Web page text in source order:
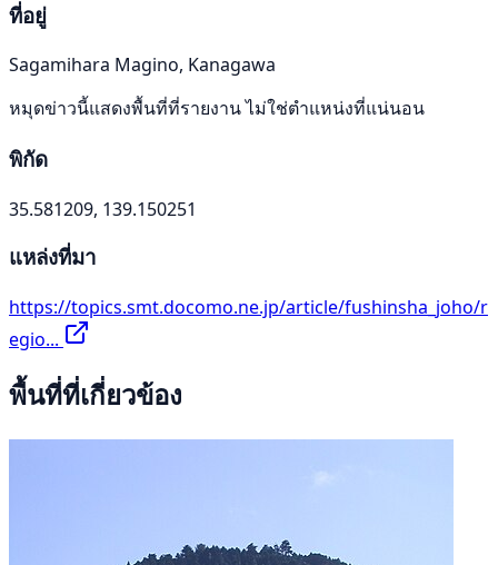
ที่อยู่
Sagamihara Magino, Kanagawa
หมุดข่าวนี้แสดงพื้นที่ที่รายงาน ไม่ใช่ตำแหน่งที่แน่นอน
พิกัด
35.581209, 139.150251
แหล่งที่มา
https://topics.smt.docomo.ne.jp/article/fushinsha_joho/r
egio...
พื้นที่ที่เกี่ยวข้อง